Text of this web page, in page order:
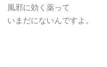
風邪に効く薬って
いまだにないんですよ。